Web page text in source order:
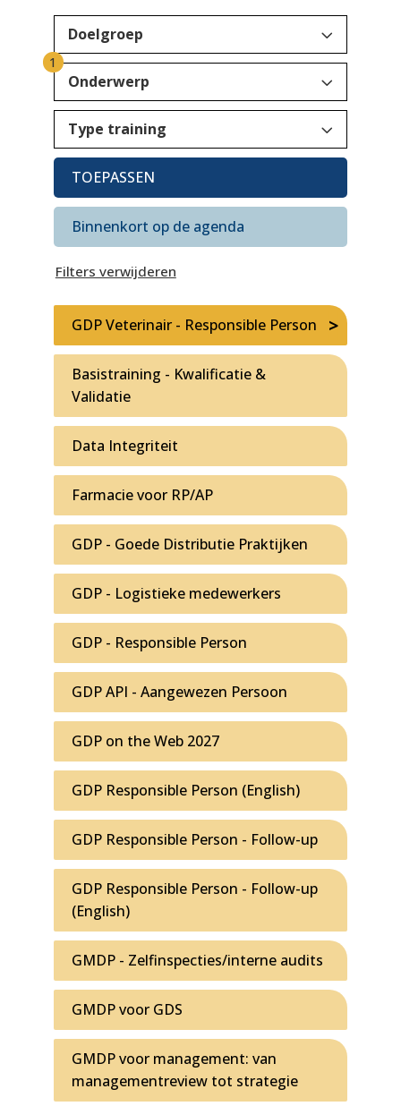
Doelgroep 3
1
Onderwerp 3
Type training 3
TOEPASSEN
Binnenkort op de agenda
Filters verwijderen
GDP Veterinair - Responsible Person
Basistraining - Kwalificatie &
Validatie
Data Integriteit
Farmacie voor RP/AP
GDP - Goede Distributie Praktijken
GDP - Logistieke medewerkers
GDP - Responsible Person
GDP API - Aangewezen Persoon
GDP on the Web 2027
GDP Responsible Person (English)
GDP Responsible Person - Follow-up
GDP Responsible Person - Follow-up
(English)
GMDP - Zelfinspecties/interne audits
GMDP voor GDS
GMDP voor management: van
managementreview tot strategie